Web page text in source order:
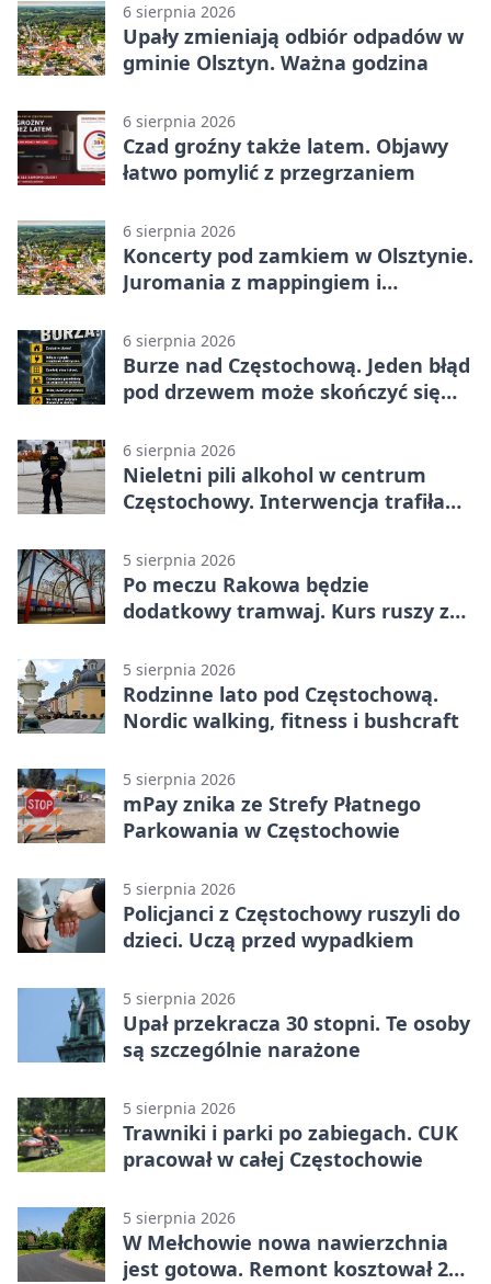
6 sierpnia 2026
Upały zmieniają odbiór odpadów w
gminie Olsztyn. Ważna godzina
6 sierpnia 2026
Czad groźny także latem. Objawy
łatwo pomylić z przegrzaniem
6 sierpnia 2026
Koncerty pod zamkiem w Olsztynie.
Juromania z mappingiem i
6 sierpnia 2026
Burze nad Częstochową. Jeden błąd
pod drzewem może skończyć się
6 sierpnia 2026
Nieletni pili alkohol w centrum
Częstochowy. Interwencja trafiła
5 sierpnia 2026
Po meczu Rakowa będzie
dodatkowy tramwaj. Kurs ruszy ze
5 sierpnia 2026
Rodzinne lato pod Częstochową.
Nordic walking, fitness i bushcraft
5 sierpnia 2026
mPay znika ze Strefy Płatnego
Parkowania w Częstochowie
5 sierpnia 2026
Policjanci z Częstochowy ruszyli do
dzieci. Uczą przed wypadkiem
5 sierpnia 2026
Upał przekracza 30 stopni. Te osoby
są szczególnie narażone
5 sierpnia 2026
Trawniki i parki po zabiegach. CUK
pracował w całej Częstochowie
5 sierpnia 2026
W Mełchowie nowa nawierzchnia
jest gotowa. Remont kosztował 222